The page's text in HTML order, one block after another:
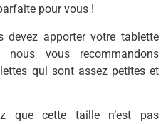
pour vous !
apporter votre tablette
nous vous recommandons
qui sont assez petites et
que cette taille n’est pas